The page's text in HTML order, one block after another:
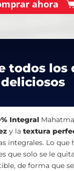
ahora
todos los
deliciosos
Integral
y la textura
integrales. Lo que
que solo se le
de forma que